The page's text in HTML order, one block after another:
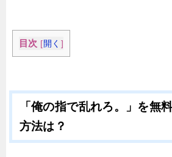
目次 [開く ]
「俺の指で乱れろ。」を無
方法は？